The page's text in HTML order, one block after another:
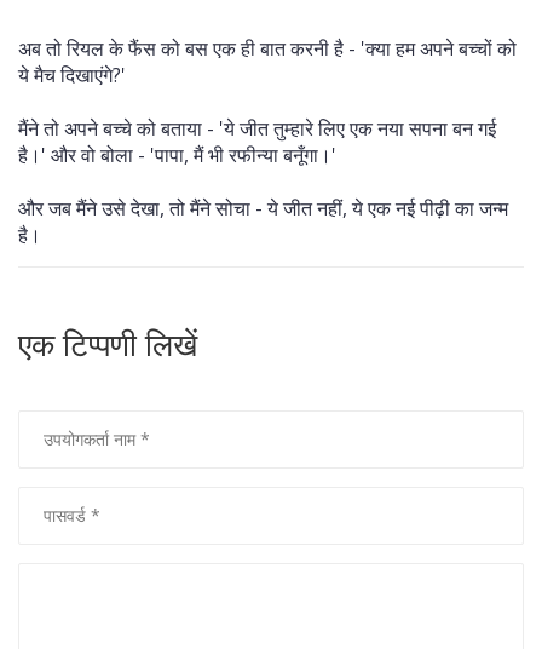
अब तो रियल के फैंस को बस एक ही बात करनी है - 'क्या हम अपने बच्चों को
ये मैच दिखाएंगे?'
मैंने तो अपने बच्चे को बताया - 'ये जीत तुम्हारे लिए एक नया सपना बन गई
है।' और वो बोला - 'पापा, मैं भी रफीन्या बनूँगा।'
और जब मैंने उसे देखा, तो मैंने सोचा - ये जीत नहीं, ये एक नई पीढ़ी का जन्म
है।
एक टिप्पणी लिखें